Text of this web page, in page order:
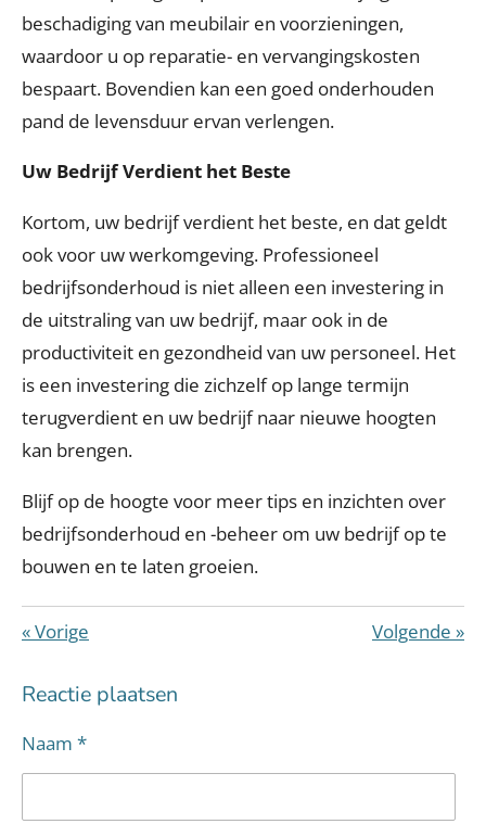
beschadiging van meubilair en voorzieningen,
waardoor u op reparatie- en vervangingskosten
bespaart. Bovendien kan een goed onderhouden
pand de levensduur ervan verlengen.
Uw Bedrijf Verdient het Beste
Kortom, uw bedrijf verdient het beste, en dat geldt
ook voor uw werkomgeving. Professioneel
bedrijfsonderhoud is niet alleen een investering in
de uitstraling van uw bedrijf, maar ook in de
productiviteit en gezondheid van uw personeel. Het
is een investering die zichzelf op lange termijn
terugverdient en uw bedrijf naar nieuwe hoogten
kan brengen.
Blijf op de hoogte voor meer tips en inzichten over
bedrijfsonderhoud en -beheer om uw bedrijf op te
bouwen en te laten groeien.
«Vorige Volgende »
Reactie plaatsen
Naam *